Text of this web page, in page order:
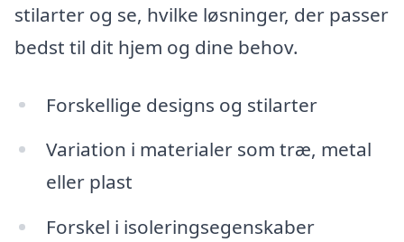
stilarter og se, hvilke løsninger, der passer
bedst til dit hjem og dine behov.
Forskellige designs og stilarter
Variation i materialer som træ, metal
eller plast
Forskel i isoleringsegenskaber